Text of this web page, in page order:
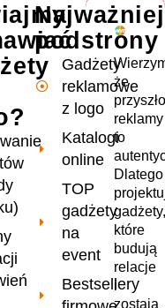
że
reklamy
to
Dlatego
gadżety,
które
budują
relacje
i
zostają
podstrony
Gadżety
reklamowe
z logo
Katalogi
online
TOP
gadżety
na
event
Bestsellery